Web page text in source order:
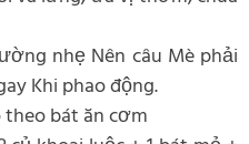
nhẹ Nên câu Mè phải
Khi phao động.
bát ăn cơm